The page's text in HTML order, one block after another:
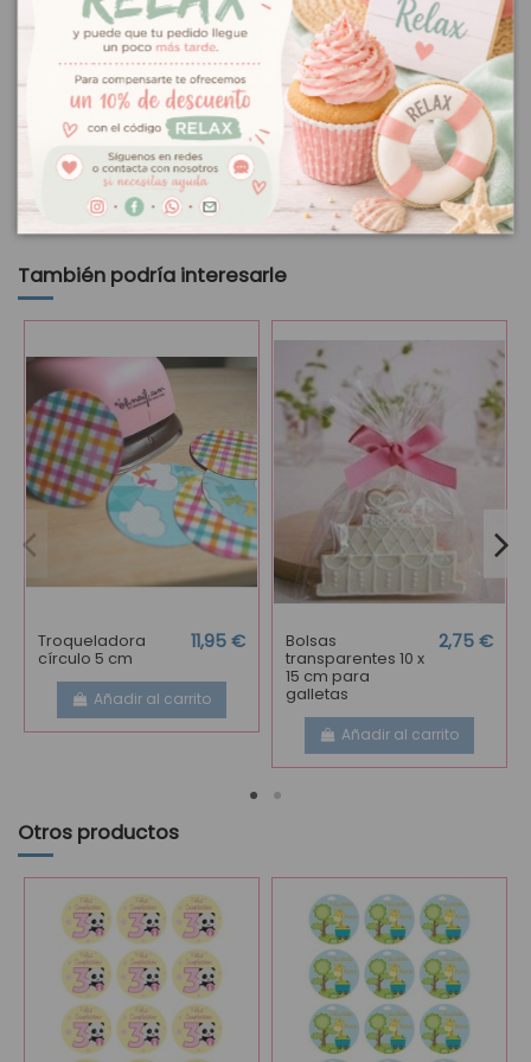
Para utilizar la impresión: utiliza un poquito depegamento
comestiblesi lo vas a poner sobre fondant, humedécelo
ligeramente para hacerlo "pegajoso", y coloca encima la
impresión. Alisa para que no queden bolsitas de aire o grumos.
Recuerda que elPapel de azúcar
tiene una lámina plástica que
sirve de soporte a la hoja y que deberás quitarla antes de utilizar.
No contiene gluten.
Los pedidos con impresiones en papel de azúcar se envían
al siguiente día laboral de recibir tu pedido.
También podría interesarle
Troqueladora
círculo 5 cm
11,95 €
Añadir al carrito
Bolsas
transparentes 10 x
15 cm para
galletas
2,75 €
Añadir al carrito
Otros productos